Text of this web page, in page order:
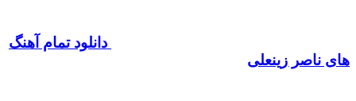
دانلود تمام آهنگ
های ناصر زینعلی